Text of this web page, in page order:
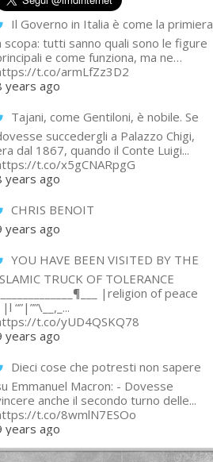
Il Governo in Italia è come la primiera
scopa: tutti sanno quali sono le figure
e come funziona, ma ne…
t.co/armLfZz3D2
years ago
Tajani, come Gentiloni, è nobile. Se
succedergli a Palazzo Chigi,
dal 1867, quando il Conte Luigi...
t.co/x5gCNARpgG
years ago
CHRIS BENOIT
years ago
YOU HAVE BEEN VISITED BY THE
TRUCK OF TOLERANCE
______________¶___ |religion of peace
“”|””\__,_...
t.co/yUD4QSKQ78
years ago
Dieci cose che potresti non sapere
Emmanuel Macron: - Dovesse
anche il secondo turno delle...
t.co/8wmlN7ESOo
years ago